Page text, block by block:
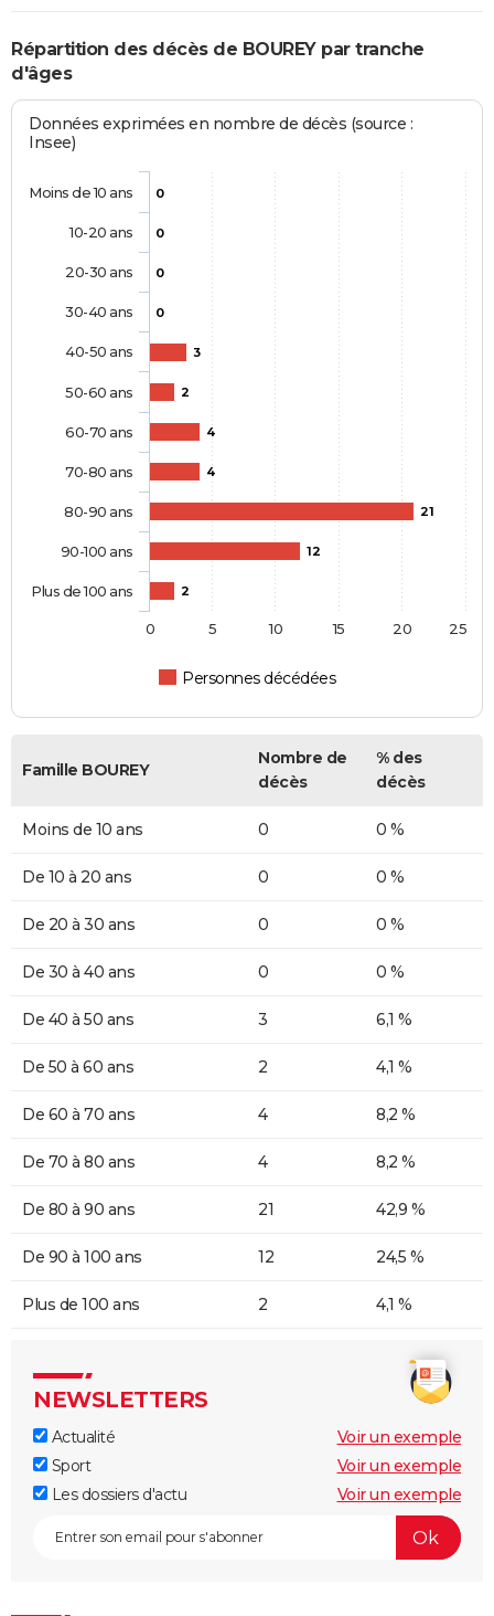
Répartition des décès de BOUREY par tranche
d'âges
Données exprimées en nombre de décès (source :
Insee)
0
0
0
0
3
2
4
4
21
12
2
Personnes décédées
Moins de 10 ans
10-20 ans
20-30 ans
30-40 ans
40-50 ans
50-60 ans
60-70 ans
70-80 ans
80-90 ans
90-100 ans
Plus de 100 ans
0 5 10 15 20 25
Famille BOUREY
Nombre de
décès
% des
décès
Moins de 10 ans 0 0 %
De 10 à 20 ans 0 0 %
De 20 à 30 ans 0 0 %
De 30 à 40 ans 0 0 %
De 40 à 50 ans 3 6,1 %
De 50 à 60 ans 2 4,1 %
De 60 à 70 ans 4 8,2 %
De 70 à 80 ans 4 8,2 %
De 80 à 90 ans 21 42,9 %
De 90 à 100 ans 12 24,5 %
Plus de 100 ans 2 4,1 %
NEWSLETTERS
Actualité
Voir un exemple
Sport
Voir un exemple
Les dossiers d'actu
Voir un exemple